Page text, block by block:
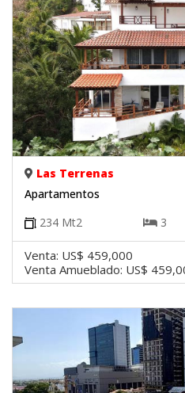
Las Terrenas
Apartamentos
234 Mt2 3
Venta: US$ 459,000
Venta Amueblado: US$